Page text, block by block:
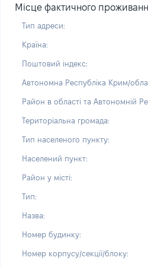
Місце фактичного
Тип адреси:
Країна:
Поштовий індекс:
Автономна Республіка Крим/
Район в області та Автономній
Територіальна громада:
Тип населеного пункту:
Населений пункт:
Район у місті:
Тип:
Назва:
Номер будинку:
Номер корпусу/секції/блоку: